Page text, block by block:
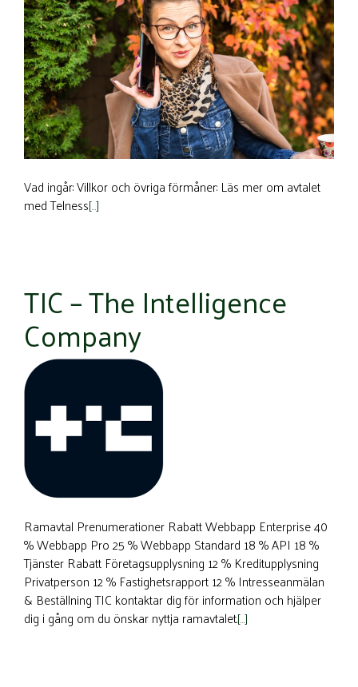
Vad ingår: Villkor och övriga förmåner: Läs mer om avtalet
med Telness[…]
TIC – The Intelligence
Company
Ramavtal Prenumerationer Rabatt Webbapp Enterprise 40
% Webbapp Pro 25 % Webbapp Standard 18 % API 18 %
Tjänster Rabatt Företagsupplysning 12 % Kreditupplysning
Privatperson 12 % Fastighetsrapport 12 % Intresseanmälan
& Beställning TIC kontaktar dig för information och hjälper
dig i gång om du önskar nyttja ramavtalet.[…]